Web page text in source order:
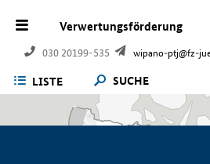
Verwertungsförderung
030 20199-535 wipano-ptj@fz-
LISTE SUCHE